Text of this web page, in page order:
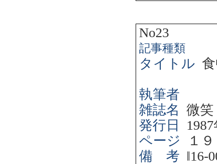
No23
記事種類
タイトル
執筆者
雑誌名 微笑
発行日
1987
ページ
１
備 考 ‖16-